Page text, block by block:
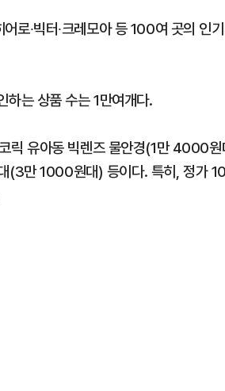
어로∙빅터∙크레모아 등 100여 곳의 인
하는 상품 수는 1만여개다.
릭 유아동 빅렌즈 물안경(1만 4000
만 1000원대) 등이다. 특히, 정가